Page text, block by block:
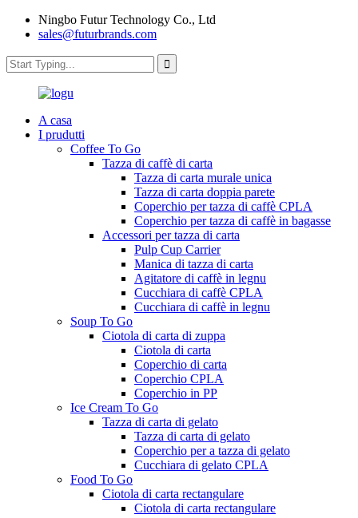
Ningbo Futur Technology Co., Ltd
sales@futurbrands.com
A casa
I prudutti
Coffee To Go
Tazza di caffè di carta
Tazza di carta murale unica
Tazza di carta doppia parete
Coperchio per tazza di caffè CPLA
Coperchio per tazza di caffè in bagasse
Accessori per tazza di carta
Pulp Cup Carrier
Manica di tazza di carta
Agitatore di caffè in legnu
Cucchiara di caffè CPLA
Cucchiara di caffè in legnu
Soup To Go
Ciotola di carta di zuppa
Ciotola di carta
Coperchio di carta
Coperchio CPLA
Coperchio in PP
Ice Cream To Go
Tazza di carta di gelato
Tazza di carta di gelato
Coperchio per a tazza di gelato
Cucchiara di gelato CPLA
Food To Go
Ciotola di carta rectangulare
Ciotola di carta rectangulare